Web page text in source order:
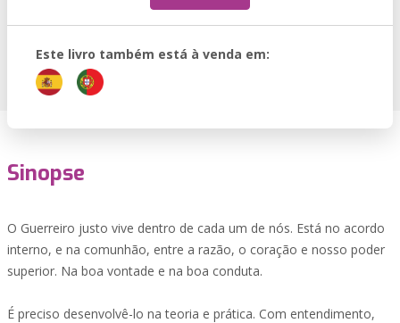
Este livro também está à venda em:
Sinopse
O Guerreiro justo vive dentro de cada um de nós. Está no acordo
interno, e na comunhão, entre a razão, o coração e nosso poder
superior. Na boa vontade e na boa conduta.
É preciso desenvolvê-lo na teoria e prática. Com entendimento,